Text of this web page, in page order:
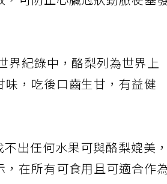
，可防止心臟冠狀動脈梗塞
界紀錄中，酪梨列為世界上
，吃後口齒生甘，有益健
出任何水果可與酪梨媲美
，在所有可食用且可適合作